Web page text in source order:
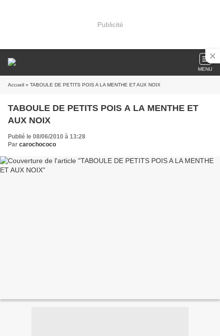
Publicité
MENU
Accueil » TABOULE DE PETITS POIS A LA MENTHE ET AUX NOIX
TABOULE DE PETITS POIS A LA MENTHE ET
AUX NOIX
Publié le 08/06/2010 à 13:28
Par carochococo